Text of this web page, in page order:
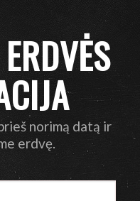
norimą datą ir
erdvę.